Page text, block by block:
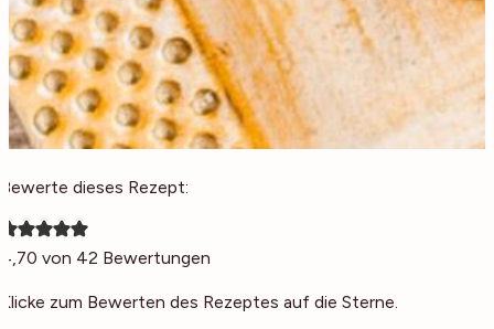
Bewerte dieses Rezept:
4,70 von 42 Bewertungen
Klicke zum Bewerten des Rezeptes auf die Sterne.